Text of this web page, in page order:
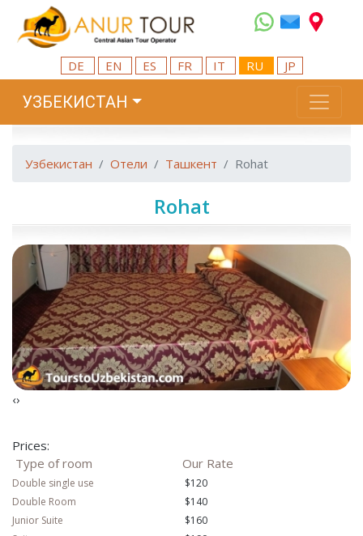
DE EN ES FR IT RU JP
УЗБЕКИСТАН
Узбекистан Отели Ташкент Rohat
Rohat
‹›
Prices:
Type of room
Our Rate
Double single use
$120
Double Room
$140
Junior Suite
$160